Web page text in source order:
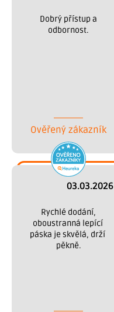
odbornost.
Ověřený zákazník
03.03.2026
oboustranná lepící
páska je skvělá, drží
pěkně.